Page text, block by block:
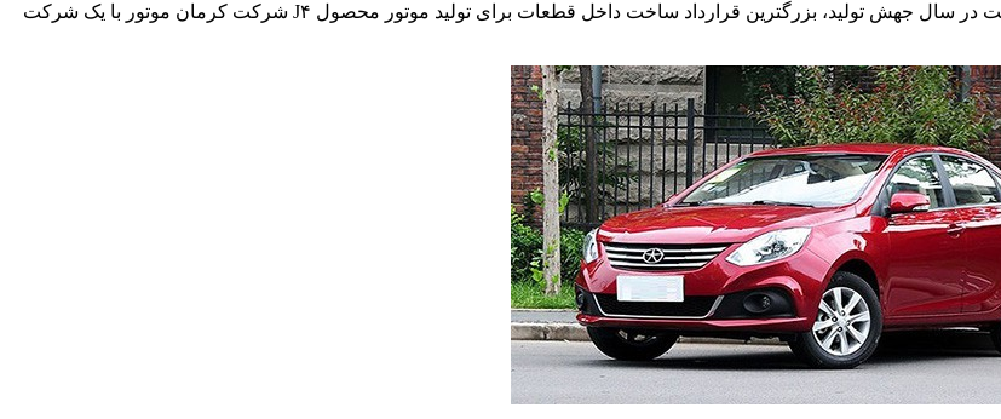
واحد روابط عمومی کرمان موتور اعلام کرد که در راستای سیاست‌های کلی دولت در سال جهش تولید، بزرگترین قرارداد ساخت داخل قطعات برای تولید موتور محصول J۴ شرکت کرمان موتور با یک شرکت